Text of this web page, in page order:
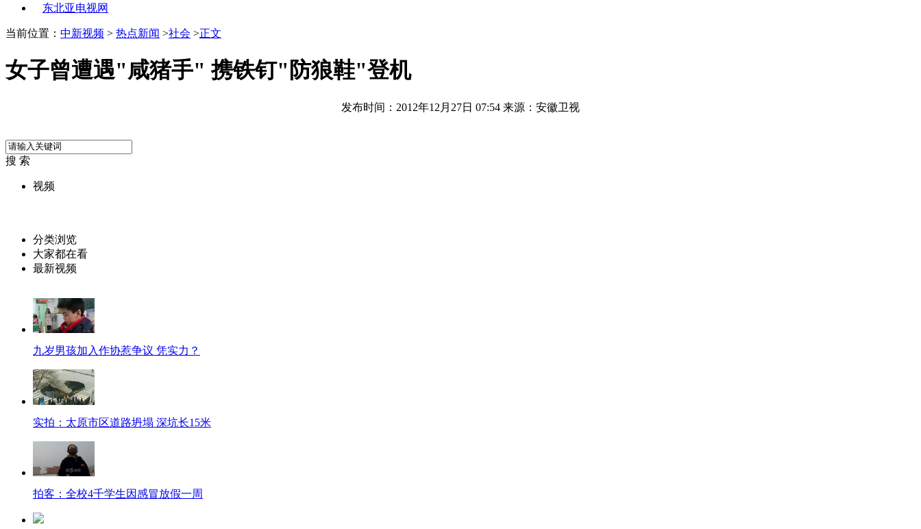
东北亚电视网
当前位置： 中新视频 > 热点新闻 >社会 >正文
女子曾遭遇"咸猪手" 携铁钉"防狼鞋"登机
发布时间：2012年12月27日 07:54 来源：安徽卫视
搜 索
视频
分类浏览
大家都在看
最新视频
九岁男孩加入作协惹争议 凭实力？
实拍：太原市区道路坍塌 深坑长15米
拍客：全校4千学生因感冒放假一周